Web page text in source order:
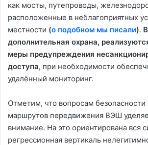
как мосты, путепроводы,
расположенные в неблагоприятных
местности (о подобном мы писали).
дополнительная охрана,
меры предупреждения
доступа, при необходимости
удалённый мониторинг.
Отметим, что вопросам
маршрутов передвижения ВЭШ
внимание. На это ориентирована вся
регрессионная вертикаль